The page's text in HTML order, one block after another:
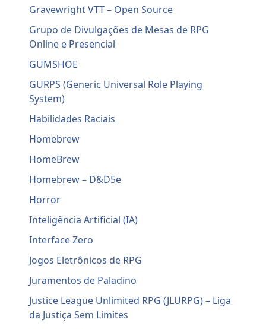
Gravewright VTT – Open Source
Grupo de Divulgações de Mesas de RPG
Online e Presencial
GUMSHOE
GURPS (Generic Universal Role Playing
System)
Habilidades Raciais
Homebrew
HomeBrew
Homebrew – D&D5e
Horror
Inteligência Artificial (IA)
Interface Zero
Jogos Eletrônicos de RPG
Juramentos de Paladino
Justice League Unlimited RPG (JLURPG) – Liga
da Justiça Sem Limites